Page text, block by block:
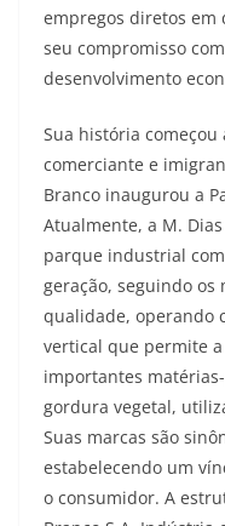
empregos diretos
seu compromisso
desenvolvimento
Sua história
comerciante e
Branco inaugurou a
Atualmente, a M.
parque industrial
geração, seguindo os
qualidade, operando
vertical que permite
importantes
gordura vegetal,
Suas marcas são
estabelecendo um
o consumidor. A